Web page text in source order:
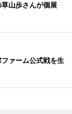
草山歩さんが個展
ァーム公式戦を生